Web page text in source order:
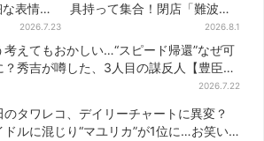
表情を
に称賛相
2026.7.23
具持って集合！閉店「難波ベ
アーズ」最終日400人超…最
後は「もう帰ってください」
2026.8.1
考えてもおかしい…“スピード帰還”なぜ可
？秀吉が噂した、3人目の謀反人【豊臣兄
2026.7.22
のタワレコ、デイリーチャートに異変？
ドルに混じり“マユリカ”が1位に…お笑い